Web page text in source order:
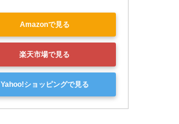
Amazonで見る
楽天市場で見る
Yahoo!ショッピングで見る